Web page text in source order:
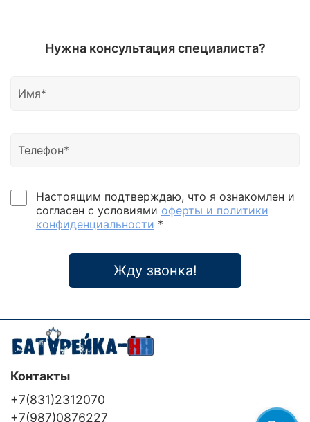
Нужна консультация специалиста?
Настоящим подтверждаю, что я ознакомлен и
согласен с условиями оферты и политики
конфиденциальности *
Жду звонка!
Контакты
+7(831)2312070
+7(987)0876227